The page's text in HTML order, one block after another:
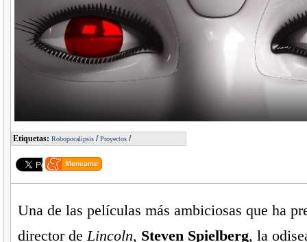
Etiquetas: Robopocalipsis/Proyectos/
Una de las películas más ambiciosas que ha
director deLincoln, Steven Spielberg, la